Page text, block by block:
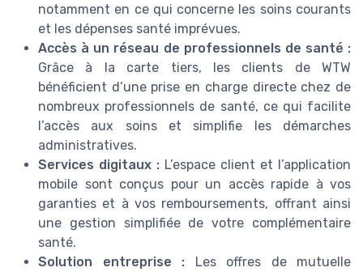
notamment en ce qui concerne les soins courants
et les dépenses santé imprévues.
Accès à un réseau de professionnels de santé :
Grâce à la carte tiers, les clients de WTW
bénéficient d’une prise en charge directe chez de
nombreux professionnels de santé, ce qui facilite
l’accès aux soins et simplifie les démarches
administratives.
Services digitaux : L’espace client et l’application
mobile sont conçus pour un accès rapide à vos
garanties et à vos remboursements, offrant ainsi
une gestion simplifiée de votre complémentaire
santé.
Solution entreprise : Les offres de mutuelle